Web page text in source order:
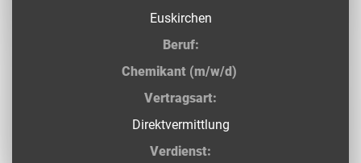
Euskirchen
Beruf:
Chemikant (m/w/d)
Vertragsart:
Direktvermittlung
Verdienst: